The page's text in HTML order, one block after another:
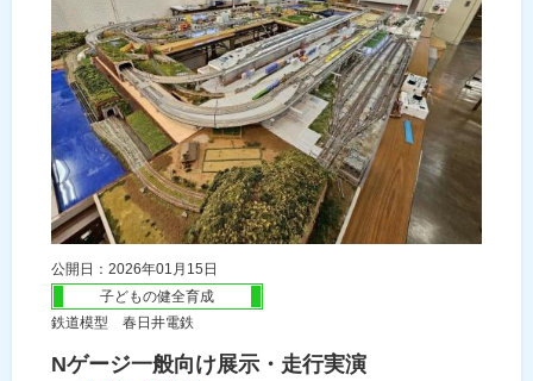
公開日：2026年01月15日
子どもの健全育成
鉄道模型 春日井電鉄
Nゲージ一般向け展示・走行実演